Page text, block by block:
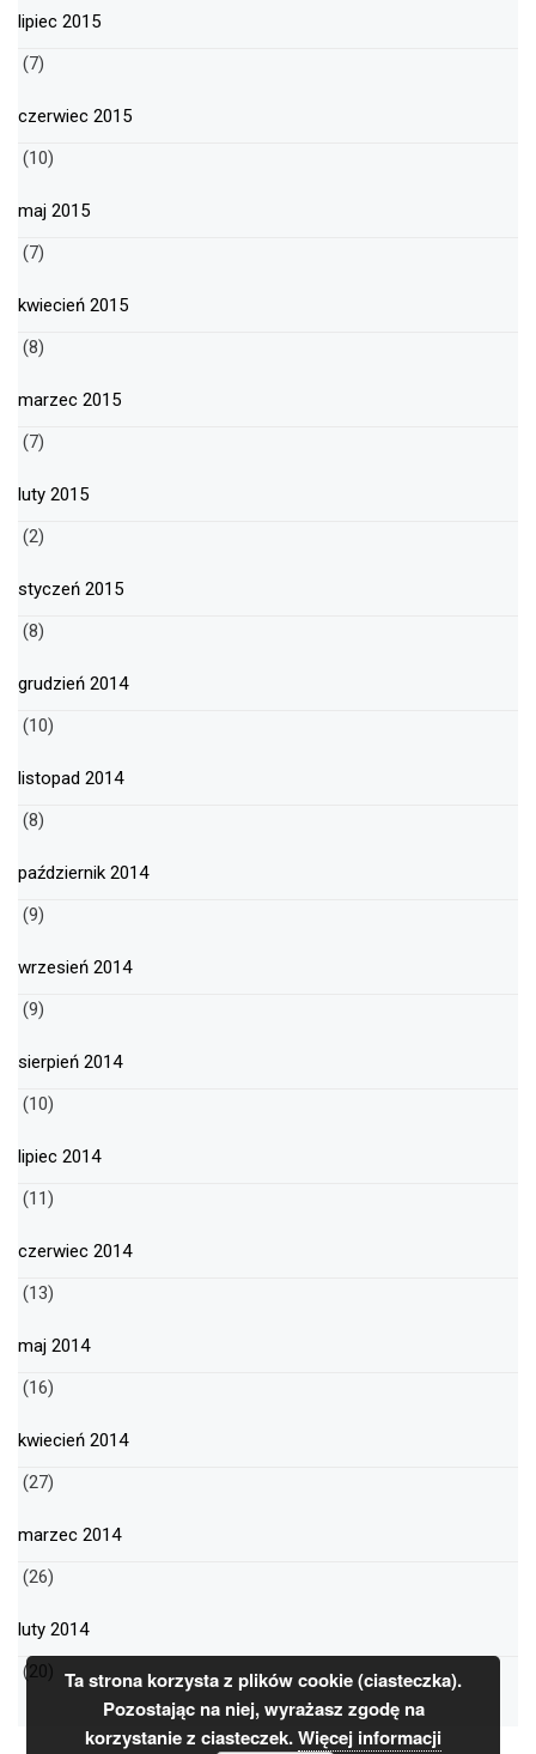
lipiec 2015
(7)
czerwiec 2015
(10)
maj 2015
(7)
kwiecień 2015
(8)
marzec 2015
(7)
luty 2015
(2)
styczeń 2015
(8)
grudzień 2014
(10)
listopad 2014
(8)
październik 2014
(9)
wrzesień 2014
(9)
sierpień 2014
(10)
lipiec 2014
(11)
czerwiec 2014
(13)
maj 2014
(16)
kwiecień 2014
(27)
marzec 2014
(26)
luty 2014
(20) Ta strona korzysta z plików cookie (ciasteczka).
Pozostając na niej, wyrażasz zgodę na
korzystanie z ciasteczek.Więcej informacji